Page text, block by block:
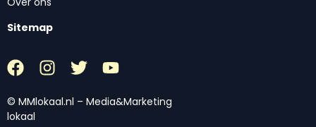
Sitemap
© MMlokaal.nl – Media&Marketing
lokaal